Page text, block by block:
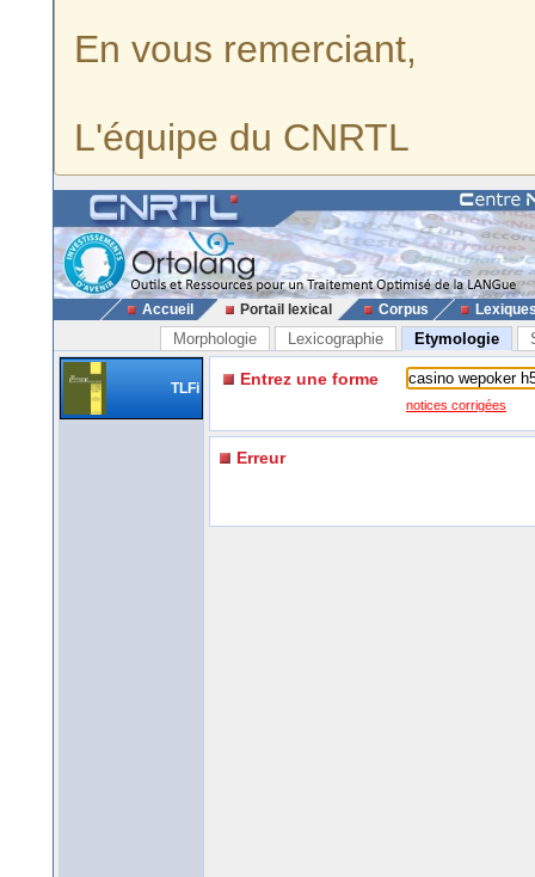
En vous remerciant,
L'équipe du CNRTL
Accueil Portail lexical Corpus
Morphologie Lexicographie Etymologie
TLFi Entrez une forme
notices corrigées
Erreur